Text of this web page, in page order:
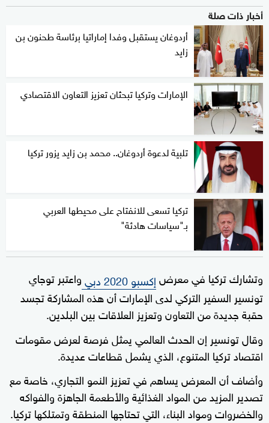
أخبار ذات صلة
أردوغان يستقبل وفدا إماراتيا برئاسة طحنون بن
زايد
الإمارات وتركيا تبحثان تعزيز التعاون الاقتصادي
تلبية لدعوة أردوغان.. محمد بن زايد يزور تركيا
تركيا تسعى للانفتاح على محيطها العربي
بـ"سياسات هادئة"
وتشارك تركيا في معرضإكسبو 2020 دبي
واعتبر توجاي
تونسير السفير التركي لدى الإمارات أن هذه المشاركة تجسد
حقبة جديدة من التعاون وتعزيز العلاقات بين البلدين.
وقال تونسير إن الحدث العالمي يمثل فرصة لعرض مقومات
اقتصاد تركيا المتنوع، الذي يشمل قطاعات عديدة.
وأضاف أن المعرض يساهم في تعزيز النمو التجاري، خاصة مع
تصدير المزيد من المواد الغذائية والأطعمة الجاهزة والفواكه
والخضروات ومواد البناء، التي تحتاجها المنطقة وتمتلكها تركيا.